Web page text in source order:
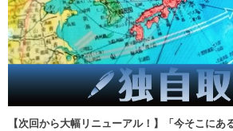
【次回から大幅リニューアル！】「今そこに